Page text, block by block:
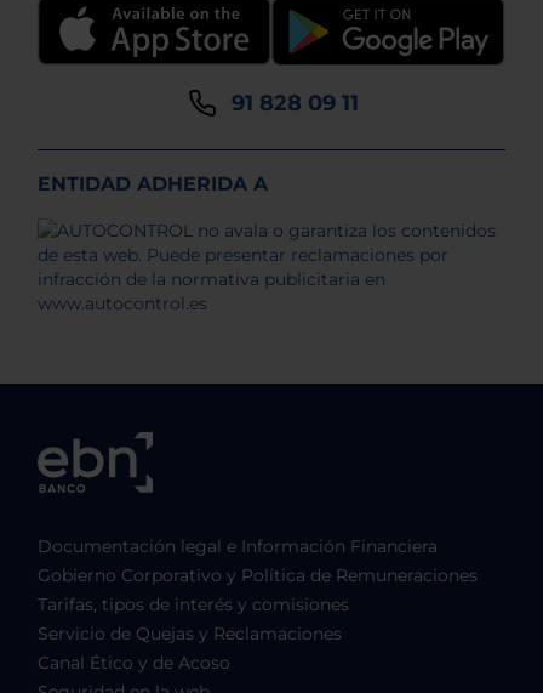
91 828 09 11
ENTIDAD ADHERIDA A
Documentación legal e Información Financiera
Gobierno Corporativo y Política de Remuneraciones
Tarifas, tipos de interés y comisiones
Servicio de Quejas y Reclamaciones
Canal Ético y de Acoso